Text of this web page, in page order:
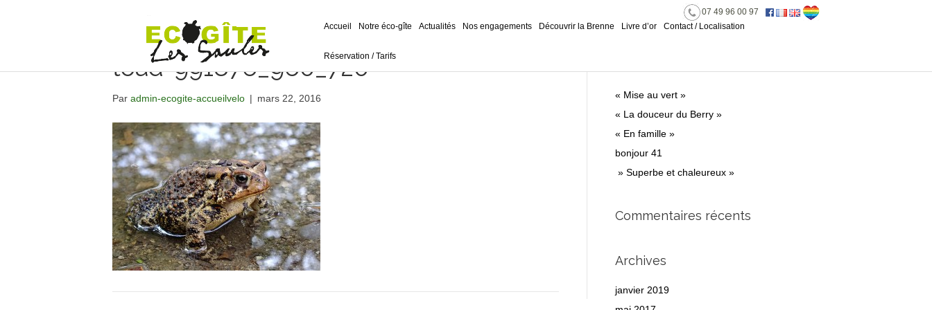
07 49 96 00 97
Accueil
Notre éco-gîte Actualités Nos engagements Découvrir la Brenne Livre d’or Contact / Localisation
Réservation / Tarifs
toad-991876_960_720
Par admin-ecogite-accueilvelo | mars 22, 2016
« Mise au vert »
« La douceur du Berry »
« En famille »
bonjour 41
» Superbe et chaleureux »
Commentaires récents
Archives
janvier 2019